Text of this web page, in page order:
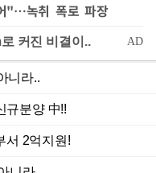
녹취 폭로 파장